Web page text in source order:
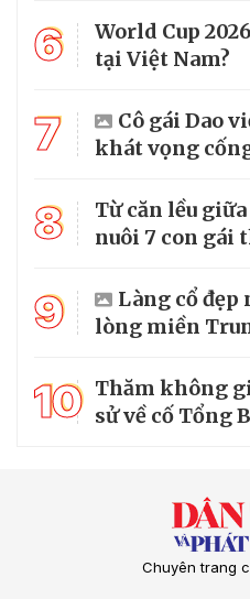
6
World Cup
tại Việt Nam?
7
Cô gái Dao
khát vọng
8
Từ căn lều
nuôi 7 con gái
9
Làng cổ
lòng miền
10 Thăm không
sử về cố Tổng
Chuyên trang